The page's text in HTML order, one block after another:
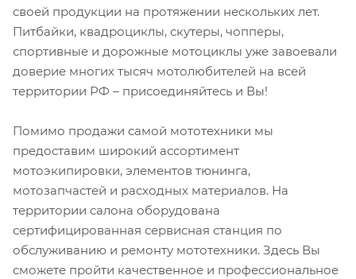
своей продукции на протяжении нескольких лет.
Питбайки, квадроциклы, скутеры, чопперы,
спортивные и дорожные мотоциклы уже завоевали
доверие многих тысяч мотолюбителей на всей
территории РФ – присоединяйтесь и Вы!
Помимо продажи самой мототехники мы
предоставим широкий ассортимент
мотоэкипировки, элементов тюнинга,
мотозапчастей и расходных материалов. На
территории салона оборудована
сертифицированная сервисная станция по
обслуживанию и ремонту мототехники. Здесь Вы
сможете пройти качественное и профессиональное